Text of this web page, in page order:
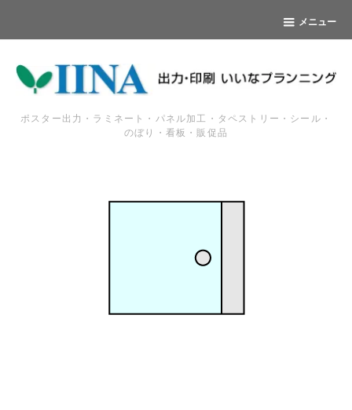
メニュー
ポスター出力・ラミネート・パネル加工・タペストリー・シール・
のぼり・看板・販促品